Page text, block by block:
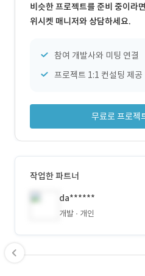
비슷한 프로젝트를 준비 중이라
위시켓 매니저와 상담하세요.
참여 개발사와 미팅 연결
프로젝트 1:1 컨설팅 제공
무료로 프로젝
작업한 파트너
da******
개발 개인